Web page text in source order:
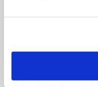
SYNERCOM
SYNERCOM